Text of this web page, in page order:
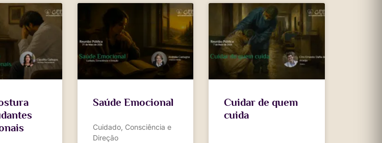
Saúde Emocional
Cuidado, Consciência e
Direção
Cuidar de quem
cuida